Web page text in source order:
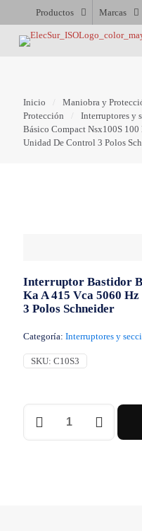
Productos Marcas
Inicio Maniobra y
Protección
Interruptores y
Básico Compact Nsx100S
Unidad De Control 3 Polos
Interruptor Bastidor
Ka A 415 Vca 5060
3 Polos Schneider
Categoría: Interruptores y
SKU: C10S3
Interruptor
Básico